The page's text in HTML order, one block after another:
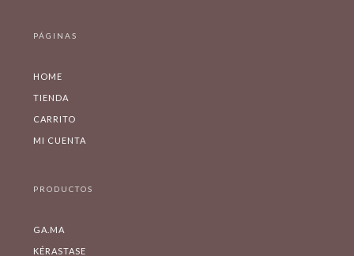
PÁGINAS
HOME
TIENDA
CARRITO
MI CUENTA
PRODUCTOS
GA.MA
KÉRASTASE